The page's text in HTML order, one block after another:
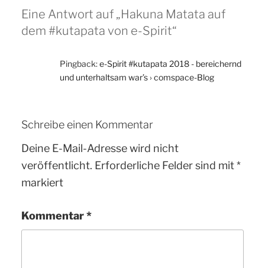
Eine Antwort auf „Hakuna Matata auf
dem #kutapata von e-Spirit“
Pingback:e-Spirit #kutapata 2018 - bereichernd
und unterhaltsam war’s › comspace-Blog
Schreibe einen Kommentar
Deine E-Mail-Adresse wird nicht
veröffentlicht. Erforderliche Felder sind mit*
markiert
Kommentar*